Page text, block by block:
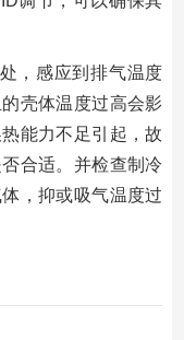
，感应到排气温度
壳体温度过高会影
能力不足引起，故
合适。并检查制冷
，抑或吸气温度过